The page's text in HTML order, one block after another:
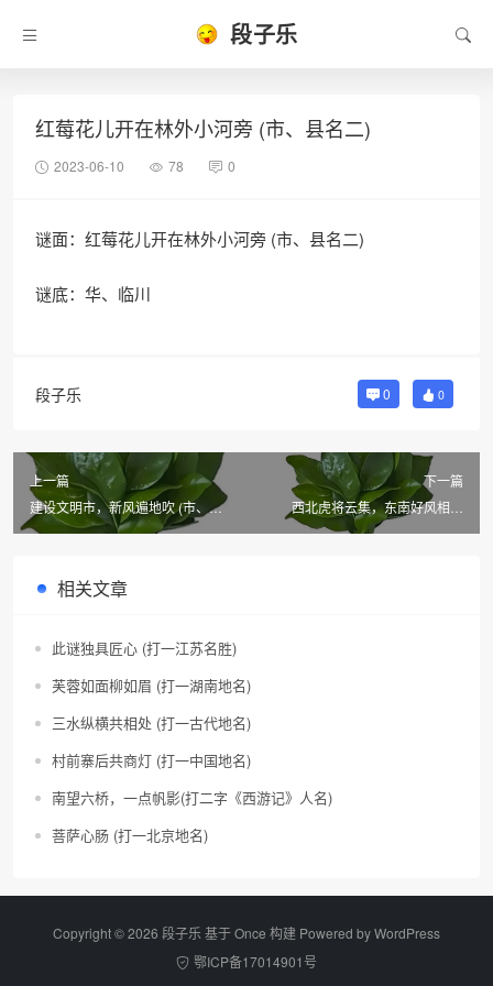
段子乐
红莓花儿开在林外小河旁 (市、县名二)
2023-06-10 78 0
谜面：红莓花儿开在林外小河旁 (市、县名二)
谜底：华、临川
段子乐 0 0
上一篇
建设文明市，新风遍地吹 (市、县
名二)
下一篇
西北虎将云集，东南好风相从
相关文章
此谜独具匠心 (打一江苏名胜)
芙蓉如面柳如眉 (打一湖南地名)
三水纵横共相处 (打一古代地名)
村前寨后共商灯 (打一中国地名)
南望六桥，一点帆影(打二字《西游记》人名)
菩萨心肠 (打一北京地名)
Copyright © 2026 段子乐 基于 Once 构建 Powered byWordPress
鄂ICP备17014901号